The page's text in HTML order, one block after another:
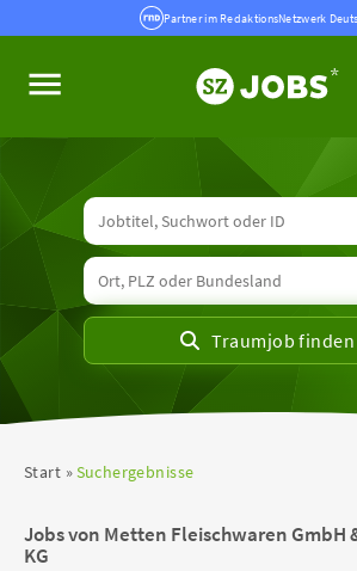
Partner im RedaktionsNetzwerk
Start Suchergebnisse
Jobs von Metten Fleischwaren GmbH
KG